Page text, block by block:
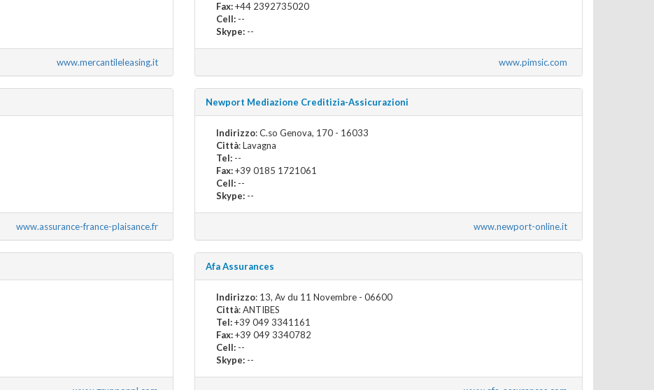
www.mercantileleasing.it
Fax:+44 2392735020
Cell: --
Skype: --
www.pimsic.com
www.assurance-france-plaisance.fr
Newport Mediazione Creditizia-Assicurazioni
Indirizzo: C.so Genova, 170 - 16033
Città: Lavagna
Tel: --
Fax:+39 0185 1721061
Cell: --
Skype: --
www.newport-online.it
Afa Assurances
Indirizzo: 13, Av du 11 Novembre - 06600
Città: ANTIBES
Tel:+39 049 3341161
Fax:+39 049 3340782
Cell: --
Skype: --